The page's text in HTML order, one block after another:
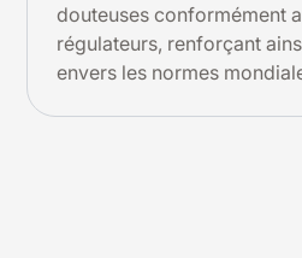
douteuses conformément
régulateurs, renforçant
envers les normes